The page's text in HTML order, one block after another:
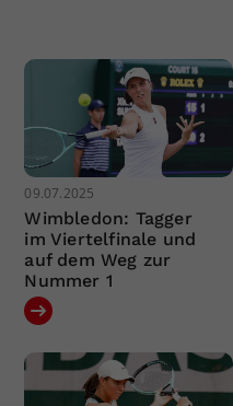
09.07.2025
Wimbledon: Tagger
im Viertelfinale und
auf dem Weg zur
Nummer 1